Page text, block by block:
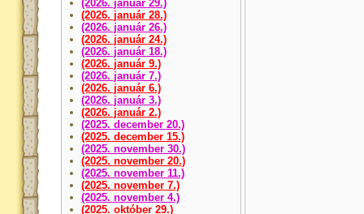
(2026. január 29.)
(2026. január 28.)
(2026. január 26.)
(2026. január 24.)
(2026. január 18.)
(2026. január 9.)
(2026. január 7.)
(2026. január 6.)
(2026. január 3.)
(2026. január 2.)
(2025. december 20.)
(2025. december 15.)
(2025. november 30.)
(2025. november 20.)
(2025. november 11.)
(2025. november 7.)
(2025. november 4.)
(2025. október 29.)